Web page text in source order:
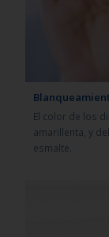
El color de los
amarillenta, y
esmalte.